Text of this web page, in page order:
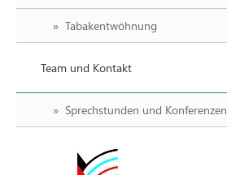
Tabakentwöhnung
Team und Kontakt
Sprechstunden und Konferenzen